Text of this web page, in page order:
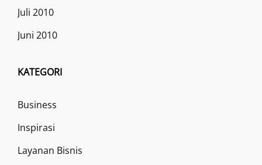
Juli 2010
Juni 2010
KATEGORI
Business
Inspirasi
Layanan Bisnis